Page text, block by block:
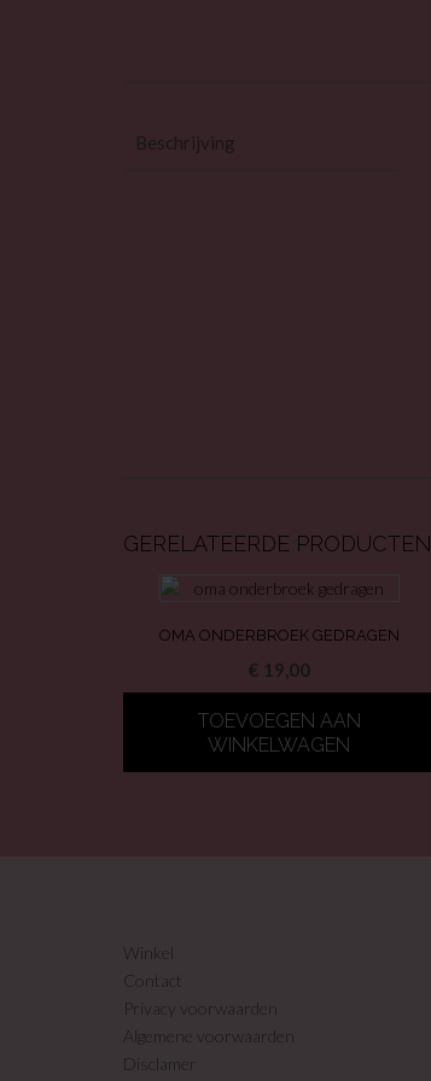
Beschrijving
GERELATEERDE PRODUCTEN
OMA ONDERBROEK GEDRAGEN
€ 19,00
TOEVOEGEN AAN
WINKELWAGEN
Winkel
Contact
Privacy voorwaarden
Algemene voorwaarden
Disclamer